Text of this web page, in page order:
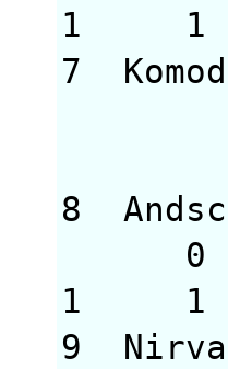
1
7
1
8
1
9